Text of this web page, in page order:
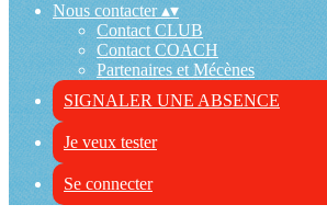
Nous contacter▴▾
Contact CLUB
Contact COACH
Partenaires et Mécènes
SIGNALER UNE ABSENCE
Je veux tester
Se connecter